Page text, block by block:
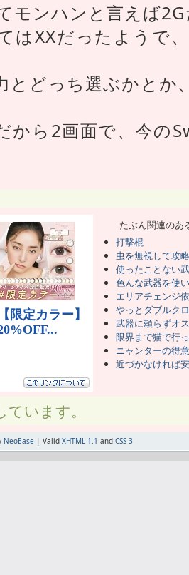
モンハンと言えば
はXXだったようで
とどっち選ぶかとか
から2画面で、今の
たぶん関連のあ
打撃棍
虫を無視して攻
使ったことない
色んな武器を使
エリアチェンジ
やっとダブルク
武器に頼らずオ
限界まで猫で行
ニャンターの得
近づかなければ
います。
NeoEase | Valid XHTML 1.1 and CSS 3